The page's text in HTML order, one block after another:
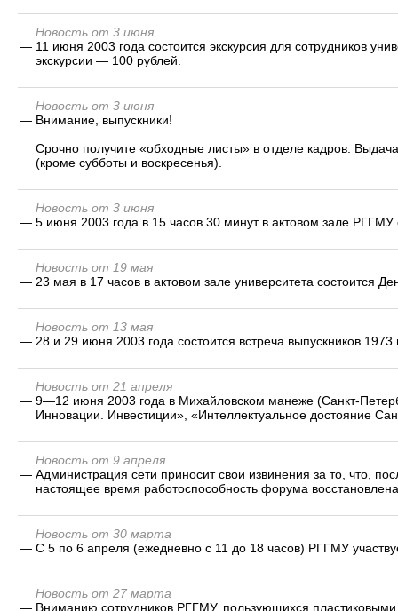
Новость от 3 июня
— 11 июня 2003 года состоится экскурсия для сотрудников
экскурсии — 100 рублей.
Новость от 3 июня
— Внимание, выпускники!
Срочно получите «обходные листы» в отделе кадров.
(кроме субботы и воскресенья).
Новость от 3 июня
— 5 июня 2003 года в 15 часов 30 минут в актовом зале РГГМУ
Новость от 19 мая
— 23 мая в 17 часов в актовом зале университета состоится
Новость от 13 мая
— 28 и 29 июня 2003 года состоится встреча выпускников
Новость от 21 апреля
— 9—12 июня 2003 года в Михайловском манеже (Санкт-
Инновации. Инвестиции», «Интеллектуальное достояние
Новость от 9 апреля
— Администрация сети приносит свои извинения за то, что,
настоящее время работоспособность форума
Новость от 30 марта
— С 5 по 6 апреля (ежедневно с 11 до 18 часов) РГГМУ
Новость от 27 марта
— Вниманию сотрудников РГГМУ, пользующихся